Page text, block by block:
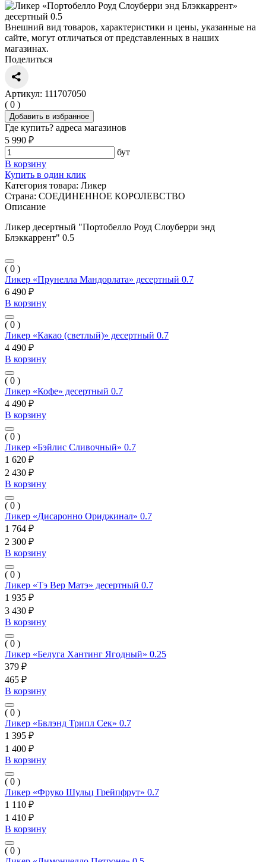
Внешний вид товаров, характеристики и цены, указанные на
сайте, могут отличаться от представленных в наших
магазинах.
Поделиться
Артикул: 111707050
( 0 )
Добавить в избранное
Где купить? адреса магазинов
5 990 ₽
бут
В корзину
Купить в один клик
Категория товара: Ликер
Страна: СОЕДИНЕННОЕ КОРОЛЕВСТВО
Описание
Ликер десертный "Портобелло Роуд Слоуберри энд
Блэккаррент" 0.5
( 0 )
Ликер «Прунелла Мандорлата» десертный 0.7
6 490 ₽
В корзину
( 0 )
Ликер «Какао (светлый)» десертный 0.7
4 490 ₽
В корзину
( 0 )
Ликер «Кофе» десертный 0.7
4 490 ₽
В корзину
( 0 )
Ликер «Бэйлис Сливочный» 0.7
1 620 ₽
2 430 ₽
В корзину
( 0 )
Ликер «Дисаронно Ориджинал» 0.7
1 764 ₽
2 300 ₽
В корзину
( 0 )
Ликер «Тэ Вер Матэ» десертный 0.7
1 935 ₽
3 430 ₽
В корзину
( 0 )
Ликер «Белуга Хантинг Ягодный» 0.25
379 ₽
465 ₽
В корзину
( 0 )
Ликер «Бвлэнд Трипл Сек» 0.7
1 395 ₽
1 400 ₽
В корзину
( 0 )
Ликер «Фруко Шульц Грейпфрут» 0.7
1 110 ₽
1 410 ₽
В корзину
( 0 )